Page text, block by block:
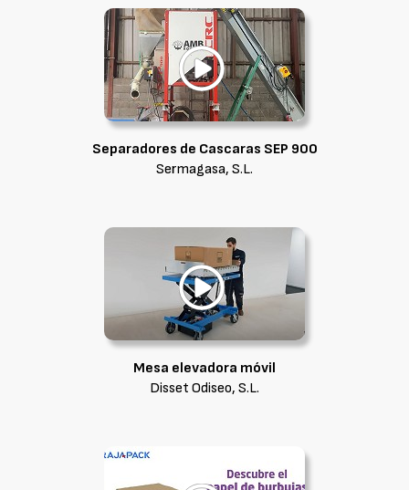
Separadores de Cascaras SEP 900
Sermagasa, S.L.
Mesa elevadora móvil
Disset Odiseo, S.L.